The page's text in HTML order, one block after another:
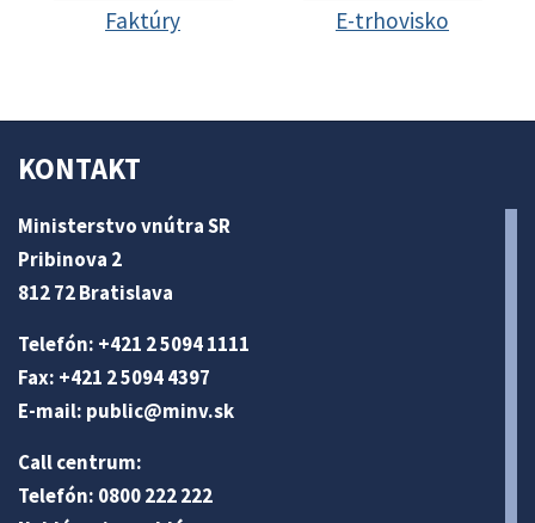
Faktúry E-trhovisko
KONTAKT
Ministerstvo vnútra SR
Pribinova 2
812 72 Bratislava
Telefón: +421 2 5094 1111
Fax: +421 2 5094 4397
E-mail: public@minv.sk
Call centrum:
Telefón: 0800 222 222